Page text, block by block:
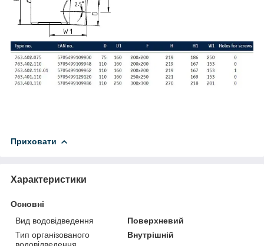
Приховати
Характеристики
Основні
Вид водовідведення
Поверхневий
Тип організованого
Внутрішній